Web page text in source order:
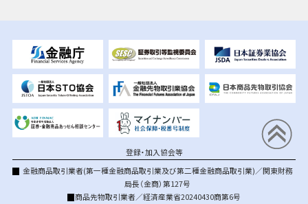
登録・加入協会等
金融商品取引業者(第一種金融商品取引業及び第二種金融商品取引業)／関東財務
局長（金商）第127号
商品先物取引業者／経済産業省20240430商第6号